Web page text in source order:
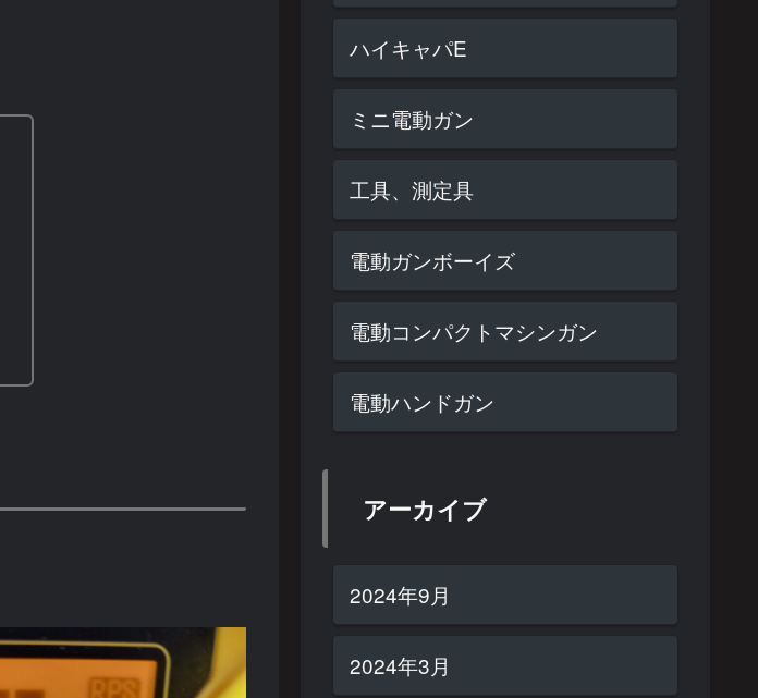
ハイキャパE
ミニ電動ガン
工具、測定具
電動ガンボーイズ
電動コンパクトマシンガン
電動ハンドガン
アーカイブ
2024年9月
2024年3月